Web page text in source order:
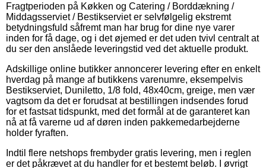
Fragtperioden på Køkken og Catering / Borddækning /
Middagsserviet / Bestikserviet er selvfølgelig ekstremt
betydningsfuld såfremt man har brug for dine nye varer
inden for få dage, og i det øjemed er det uden tvivl centralt at
du ser den anslåede leveringstid ved det aktuelle produkt.
Adskillige online butikker annoncerer levering efter en enkelt
hverdag på mange af butikkens varenumre, eksempelvis
Bestikserviet, Duniletto, 1/8 fold, 48x40cm, greige, men vær
vagtsom da det er forudsat at bestillingen indsendes forud
for et fastsat tidspunkt, med det formål at de garanteret kan
nå at få varerne ud af døren inden pakkemedarbejderne
holder fyraften.
Indtil flere netshops frembyder gratis levering, men i reglen
er det påkrævet at du handler for et bestemt beløb. I øvrigt